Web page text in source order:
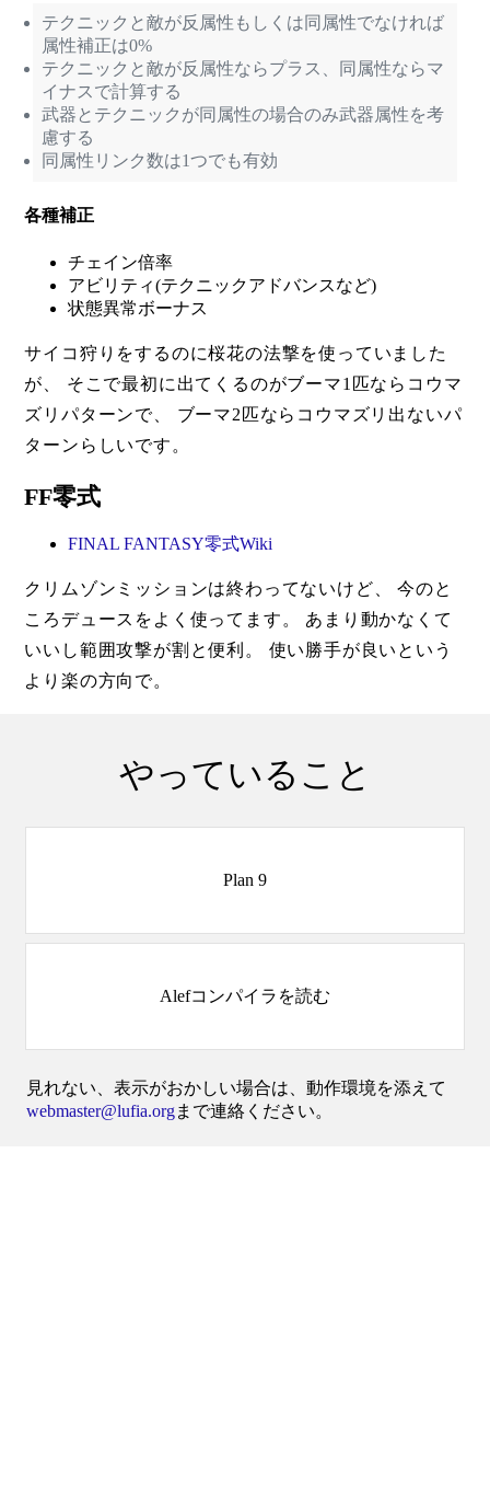
テクニックと敵が反属性もしくは同属性でなければ
属性補正は0%
テクニックと敵が反属性ならプラス、同属性ならマ
イナスで計算する
武器とテクニックが同属性の場合のみ武器属性を考
慮する
同属性リンク数は1つでも有効
各種補正
チェイン倍率
アビリティ(テクニックアドバンスなど)
状態異常ボーナス
サイコ狩りをするのに桜花の法撃を使っていました
が、 そこで最初に出てくるのがブーマ1匹ならコウマ
ズリパターンで、 ブーマ2匹ならコウマズリ出ないパ
ターンらしいです。
FF零式
FINAL FANTASY零式Wiki
クリムゾンミッションは終わってないけど、 今のと
ころデュースをよく使ってます。 あまり動かなくて
いいし範囲攻撃が割と便利。 使い勝手が良いという
より楽の方向で。
やっていること
Plan 9
Alefコンパイラを読む
見れない、表示がおかしい場合は、動作環境を添えて
webmaster@lufia.orgまで連絡ください。